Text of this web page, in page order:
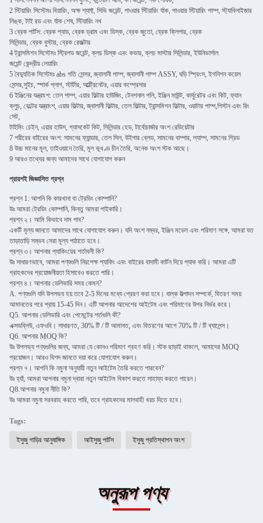
2 স্টিয়ারিং সিস্টেমঃ বিয়ারিং, অক্ষ শ্যাফ্ট, সিভি জয়েন্ট, পাওয়ার স্টিয়ারিং র্যাক, পাওয়ার স্টিয়ারিং পাম্প, স্ট্যাবিলাইজার
লিঙ্ক, টাই রড এবং র্যাক শেষ, স্টিয়ারিং নখ
3 ব্রেক পার্টস: ব্রেক প্যাড, ব্রেক ড্রাম এবং ডিস্ক, ব্রেক জুতো, ব্রেক ক্লিপার, ব্রেক
সিলিন্ডার, ব্রেক বুস্টার, ব্রেক রেজল্টার
4 ট্রান্সমিশন সিস্টেমঃ স্ট্রিপড জয়েন্ট, ক্লচ ডিস্ক এবং কভার, ক্লচ মাস্টার সিলিন্ডার, ইউনিভার্সাল
জয়েন্ট কেন্দ্রীয় লেয়ারিং
5 বৈদ্যুতিক সিস্টেমঃ abs গতি সেন্সর, জ্বালানী পাম্প, জ্বালানী পাম্প ASSY, ঘড়ি স্প্রিংস, ইগনিশন কয়েল
সেন্সর,সুইচ, স্পার্ক প্লাগ, স্টার্টার, আল্ট্রিনেটর, এয়ার কম্প্রেসার
6 ইঞ্জিনের যন্ত্রাংশ: তেল পাম্প, এয়ার ফিল্টার হাউজিং, টেনশনাল পলি, ইঞ্জিন মাউন্ট, কার্বুরেটর এবং কিট, ফ্যান
ক্লুচ, বেল্টের যন্ত্রাংশ, এয়ার ফিল্টার, জ্বালানী ফিল্টার, তেল ফিল্টার, ট্রান্সমিশন ফিল্টার, ওয়াটার পাম্প,পিস্টন এবং রিং
সেট,
টাইমিং চেইন, এয়ার হাউস, গ্যাসকেট কিট, সিলিন্ডার হেড, টার্বোচার্জার অংশ রেডিয়েটার
7 শরীরের বাইরের অংশ: সামনের ফ্যান্ডার, তেল সিল, উইপার ব্লেড, সামনের বাম্পার, ল্যাম্প, সামনের গ্রিড
8 উচ্চ মানের মূল, তাইওয়ানে তৈরি, মূল ভূখণ্ড চীন তৈরি, অনেক অংশ স্টক আছে।
9 আরও তথ্যের জন্য আমাদের সাথে যোগাযোগ করুন
প্রায়শই জিজ্ঞাসিত প্রশ্ন
প্রশ্ন 1: আপনি কি কারখানা বা ট্রেডিং কোম্পানি?
উঃ আমরা ট্রেডিং কোম্পানি, কিন্তু আমরা পাইকারি।
প্রশ্ন ২। আমি কিভাবে দাম পাব?
একটি মূল্য জানতে আমাদের সাথে যোগাযোগ করুন। যদি অংশ নম্বর, ইঞ্জিন মডেল এবং পরিমাণ সঙ্গে, আমরা যত
তাড়াতাড়ি সম্ভব সেরা মূল্য পাঠাতে হবে।
প্রশ্ন ৩। আপনার প্যাকিংয়ের শর্তাবলী কি?
উঃ সাধারণভাবে, আমরা পণ্যগুলি নিরপেক্ষ প্যাকিং এবং বাইরের বাদামী কার্টন দিয়ে প্যাক করি। আমরা এটি
গ্রাহকদের প্রয়োজনীয়তা হিসাবেও করতে পারি।
প্রশ্ন ৪। আপনার ডেলিভারি সময় কেমন?
A. পণ্যগুলি যদি উপলভ্য হয় তবে 2-5 দিনের মধ্যে প্রেরণ করা হবে। বাল্ক উত্পাদন সম্পর্কে, বিতরণ সময়
আমানতের পরে প্রায় 15-45 দিন। এটি আপনার আদেশের আইটেম এবং পরিমাণের উপর নির্ভর করে।
Q5. আপনার ডেলিভারি এবং পেমেন্টের শর্তগুলি কী?
এক্সডব্লিউ, এফওবি। সাধারণত, 30% টি / টি আমানত, এবং বিতরণের আগে 70% টি / টি ব্যালেন্স।
Q6. আপনার MOQ কি?
উঃ উপলভ্য পণ্যগুলির জন্য, আমরা যে কোনও পরিমাণ গ্রহণ করি। স্টক ছাড়াই থাকলে, আমাদের MOQ
প্রয়োজন। আরও বিশদ জানতে দয়া করে যোগাযোগ করুন।
প্রশ্ন ৭। আপনি কি নমুনা অনুযায়ী নতুন আইটেম তৈরি করতে পারবেন?
উঃ হ্যাঁ, আমরা আপনার নমুনা দ্বারা নতুন আইটেম বিকাশ করতে সাহায্য করতে পারেন।
Q8.আপনার নমুনা নীতি কি?
উঃ আমরা নমুনা সরবরাহ করতে পারি, তবে গ্রাহকদের মালবাহী খরচ দিতে হবে।
Tags:
ইসুজু গাড়ির আনুষাঙ্গিক আইসুজু পার্টস ইসুজু প্রতিস্থাপন অংশ
অনুরূপ পণ্য